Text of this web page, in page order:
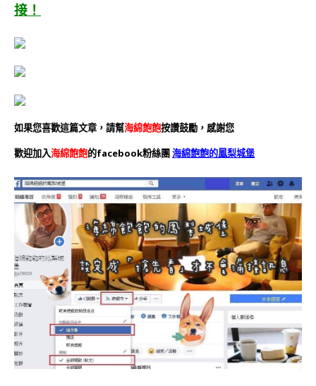
接！
如果您喜歡這篇文章，請幫海綿飽飽按讚鼓勵，感謝您
歡迎加入海綿飽飽的facebook粉絲團海綿飽飽的鳳梨城堡